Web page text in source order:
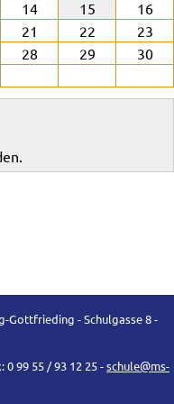
14 15
16
21 22
23
28 29
30
Gottfrieding - Schulgasse 8 -
0 99 55 / 93 12 25 -schule@ms-